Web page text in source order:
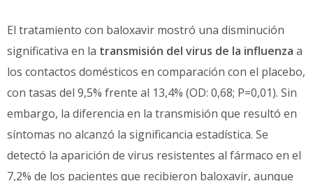
El tratamiento con baloxavir mostró una disminución
significativa en la transmisión del virus de la influenza a
los contactos domésticos en comparación con el placebo,
con tasas del 9,5% frente al 13,4% (OD: 0,68; P=0,01). Sin
embargo, la diferencia en la transmisión que resultó en
síntomas no alcanzó la significancia estadística. Se
detectó la aparición de virus resistentes al fármaco en el
7,2% de los pacientes que recibieron baloxavir, aunque